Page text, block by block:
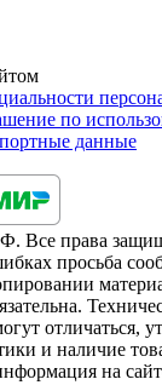
по
данные
Все права
просьба
отличаться,
и наличие
на